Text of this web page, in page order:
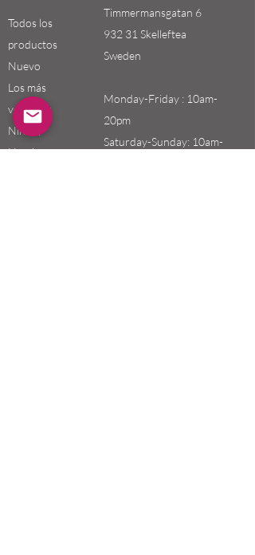
Todos los
productos
Nuevo
Los más
vendidos
Niños /
Hombres
Timmermansgatan 6
932 31 Skelleftea
Sweden
Monday-Friday : 10am-
20pm
Saturday-Sunday: 10am-